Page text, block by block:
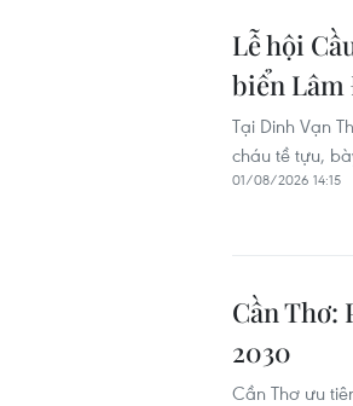
Lễ hội
biển
Tại Dinh Vạn
cháu tề tựu,
01/08/2026 14:15
Cần Thơ:
2030
Cần Thơ ưu